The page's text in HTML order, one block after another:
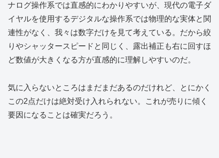
ナログ操作系では直感的にわかりやすいが、現代の電子ダ
イヤルを使用するデジタルな操作系では物理的な実体と関
連性がなく、我々は数字だけを見て考えている。だから絞
りやシャッタースピードと同じく、露出補正も右に回すほ
ど数値が大きくなる方が直感的に理解しやすいのだ。
気に入らないところはまだまだあるのだけれど、とにかく
この2点だけは絶対受け入れられない。これが売りに傾く
要因になることは確実だろう。